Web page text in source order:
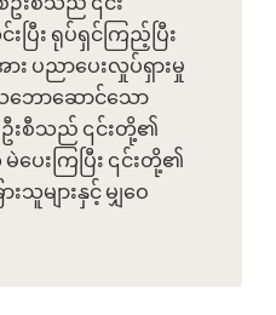
ြီး ရုပ်ရှင်ကြည့်ပြီး
ား ပညာပေးလှုပ်ရှားမှု
ဘောဆောင်သော
းစီသည် ၎င်းတို့၏
ေးကြပြီး ၎င်းတို့၏
သူများနှင့် မျှဝေ